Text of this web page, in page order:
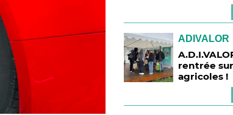
ADIVALOR
rentrée
agricoles !